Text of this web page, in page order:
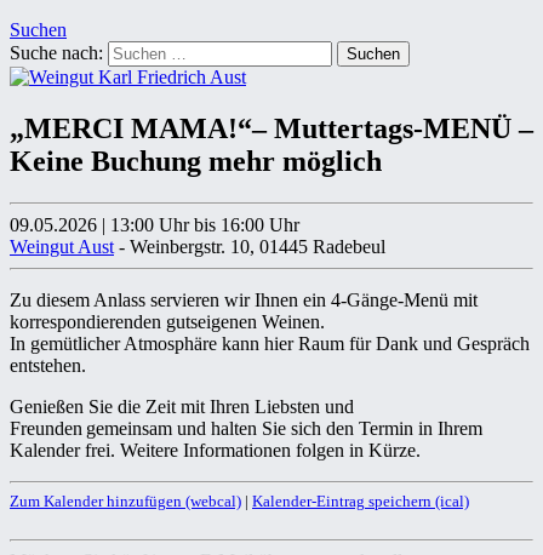
Suchen
Suche nach:
„MERCI MAMA!“– Muttertags-MENÜ –
Keine Buchung mehr möglich
09.05.2026 | 13:00 Uhr bis 16:00 Uhr
Weingut Aust - Weinbergstr. 10, 01445 Radebeul
Zu diesem Anlass servieren wir Ihnen ein 4-Gänge-Menü mit
korrespondierenden gutseigenen Weinen.
In gemütlicher Atmosphäre kann hier Raum für Dank und Gespräch
entstehen.
Genießen Sie die Zeit mit Ihren Liebsten und
Freunden gemeinsam und halten Sie sich den Termin in Ihrem
Kalender frei. Weitere Informationen folgen in Kürze.
Zum Kalender hinzufügen (webcal) | Kalender-Eintrag speichern (ical)